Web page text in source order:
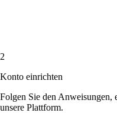
2
Konto einrichten
Folgen Sie den Anweisungen,
unsere Plattform.